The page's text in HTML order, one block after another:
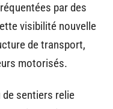
par des
visibilité nouvelle
de transport,
motorisés.
de sentiers relie